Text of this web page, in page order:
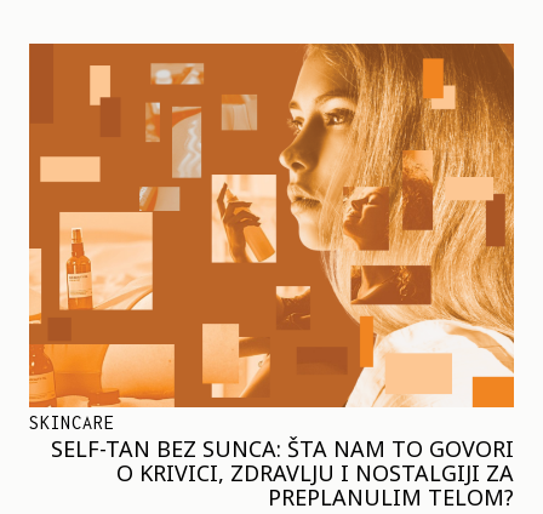
SKINCARE
SELF-TAN BEZ SUNCA: ŠTA NAM TO GOVORI
O KRIVICI, ZDRAVLJU I NOSTALGIJI ZA
PREPLANULIM TELOM?